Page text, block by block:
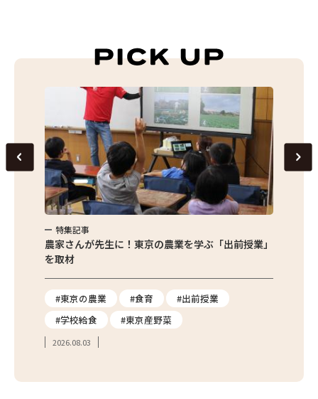
特集記事
農家さんが先生に！東京の農業を学ぶ「出前授業」
を取材
#東京の農業 #食育
#出前授業
#学校給食
#東京産野菜
2026.08.03